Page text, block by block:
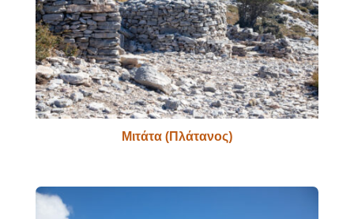
Μιτάτα (Πλάτανος)